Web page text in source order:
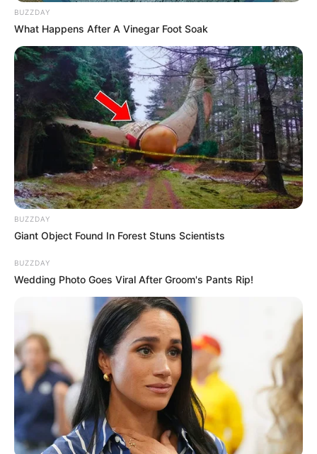
BUZZDAY
What Happens After A Vinegar Foot Soak
BUZZDAY
Giant Object Found In Forest Stuns Scientists
BUZZDAY
Wedding Photo Goes Viral After Groom's Pants Rip!